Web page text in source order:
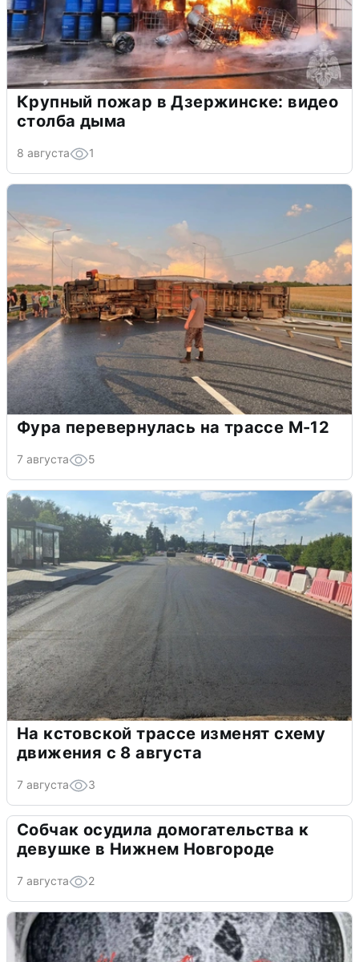
Крупный пожар в Дзержинске: видео
столба дыма
8 августа 1
Фура перевернулась на трассе М-12
7 августа 5
На кстовской трассе изменят схему
движения с 8 августа
7 августа 3
Собчак осудила домогательства к
девушке в Нижнем Новгороде
7 августа 2